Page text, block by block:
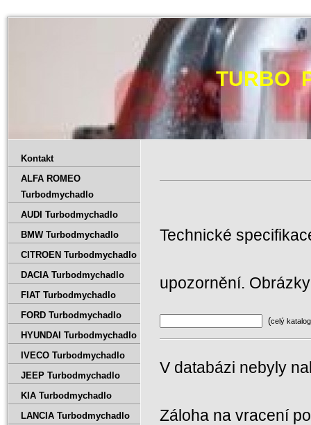
TURBO
Technické
upozornění.
(celý katalog
V databázi nebyly
Záloha na vracení
Kontakt
ALFA ROMEO
Turbodmychadlo
AUDI Turbodmychadlo
BMW Turbodmychadlo
CITROEN Turbodmychadlo
DACIA Turbodmychadlo
FIAT Turbodmychadlo
FORD Turbodmychadlo
HYUNDAI Turbodmychadlo
IVECO Turbodmychadlo
JEEP Turbodmychadlo
KIA Turbodmychadlo
LANCIA Turbodmychadlo